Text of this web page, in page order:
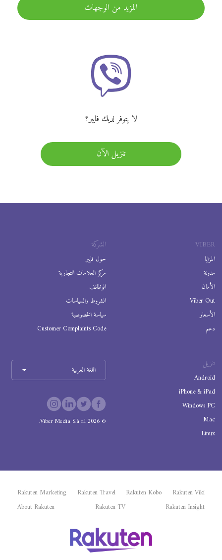
المزيد من الوجهات
لا يتوفر لديك فايبر؟
تنزيل الآن
VIBER
المزايا
مدونة
الأمان
Viber Out
الأسعار
دعم
الشركة
حول فايبر
مركز العلامات التجارية
الوظائف
الشروط والسياسات
سياسة الخصوصية
Customer Complaints Code
تنزيل
Android
iPhone & iPad
Windows PC
Mac
Linux
اللغة العربية
©
2026
Viber Media S.à r.l.
Rakuten Viki
Rakuten Kobo
Rakuten Travel
Rakuten Marketing
Rakuten Insight
Rakuten TV
About Rakuten